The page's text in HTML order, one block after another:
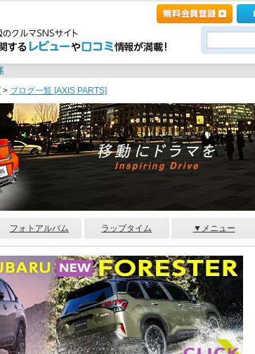
> ブログ一覧 [AXIS PARTS]
フォトアルバム ラップタイム ▼メニュー